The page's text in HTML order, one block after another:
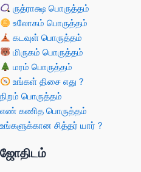
ருத்ராக்ஷ பொருத்தம்
உலோகம் பொருத்தம்
கடவுள் பொருத்தம்
மிருகம் பொருத்தம்
மரம் பொருத்தம்
உங்கள் திசை எது ?
நிறம் பொருத்தம்
எண் கணித பொருத்தம்
உங்களுக்கான சித்தர் யார் ?
ஜோதிடம்